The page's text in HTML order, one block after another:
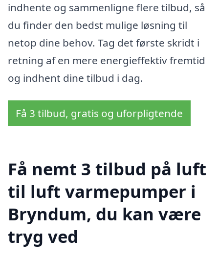
indhente og sammenligne flere tilbud, så
du finder den bedst mulige løsning til
netop dine behov. Tag det første skridt i
retning af en mere energieffektiv fremtid
og indhent dine tilbud i dag.
Få 3 tilbud, gratis og uforpligtende
Få nemt 3 tilbud på luft
til luft varmepumper i
Bryndum, du kan være
tryg ved